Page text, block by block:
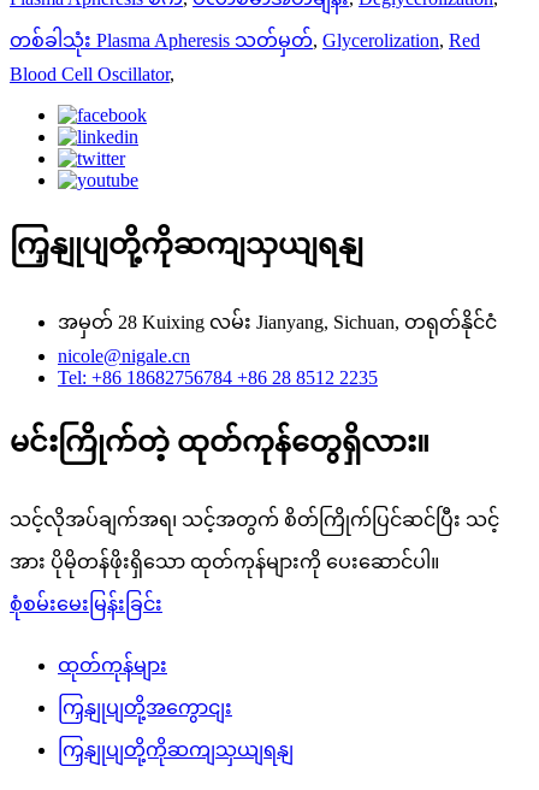
တစ်ခါသုံး Plasma Apheresis သတ်မှတ်, Glycerolization, Red
Blood Cell Oscillator,
ကြှနျုပျတို့ကိုဆကျသှယျရနျ
အမှတ် 28 Kuixing လမ်း Jianyang, Sichuan, တရုတ်နိုင်ငံ
nicole@nigale.cn
Tel: +86 18682756784 +86 28 8512 2235
မင်းကြိုက်တဲ့ ထုတ်ကုန်တွေရှိလား။
သင့်လိုအပ်ချက်အရ၊ သင့်အတွက် စိတ်ကြိုက်ပြင်ဆင်ပြီး သင့်
အား ပိုမိုတန်ဖိုးရှိသော ထုတ်ကုန်များကို ပေးဆောင်ပါ။
စုံစမ်းမေးမြန်းခြင်း
ထုတ်ကုန်များ
ကြှနျုပျတို့အကွောငျး
ကြှနျုပျတို့ကိုဆကျသှယျရနျ